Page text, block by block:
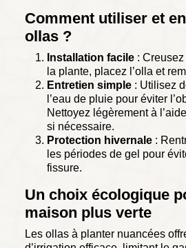
Comment utiliser et
ollas ?
Installation facile :
la plante, placez l’olla et
Entretien simple : Utilisez
l’eau de pluie pour éviter
Nettoyez légèrement à
si nécessaire.
Protection hivernale :
les périodes de gel pour
fissure.
Un choix écologique
maison plus verte
Les ollas à planter nuancées